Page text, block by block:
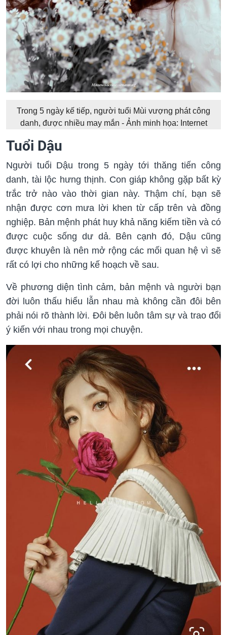
Trong 5 ngày kế tiếp, người tuổi Mùi vượng phát công
danh, được nhiều may mắn - Ảnh minh họa: Internet
Tuổi Dậu
Người tuổi Dậu trong 5 ngày tới thăng tiến công
danh, tài lộc hưng thịnh. Con giáp không gặp bất kỳ
trắc trở nào vào thời gian này. Thậm chí, bạn sẽ
nhận được cơn mưa lời khen từ cấp trên và đồng
nghiệp. Bản mệnh phát huy khả năng kiếm tiền và có
được cuộc sống dư dả. Bên cạnh đó, Dậu cũng
được khuyên là nên mở rộng các mối quan hệ vì sẽ
rất có lợi cho những kế hoạch về sau.
Về phương diện tình cảm, bản mệnh và người bạn
đời luôn thấu hiểu lẫn nhau mà không cần đôi bên
phải nói rõ thành lời. Đôi bên luôn tâm sự và trao đổi
ý kiến với nhau trong mọi chuyện.